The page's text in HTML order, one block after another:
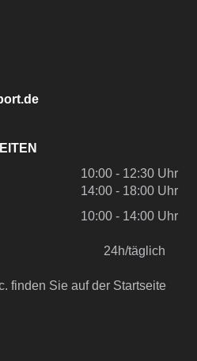
10:00 - 12:30 Uhr
14:00 - 18:00 Uhr
10:00 - 14:00 Uhr
24h/täglich
finden Sie auf der Startseite